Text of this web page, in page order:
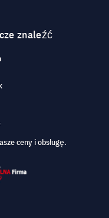
znaleźć
ceny i obsługę.